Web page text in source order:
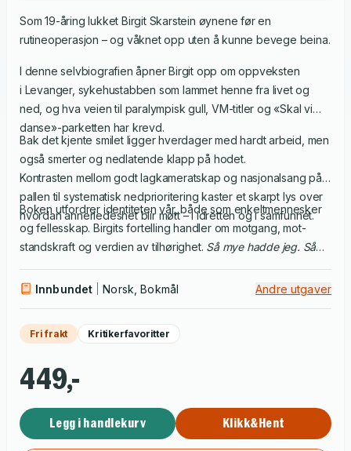
Som 19-åring lukket Birgit Skarstein øynene før en
rutineoperasjon – og våknet opp uten å kunne bevege beina.
I denne selvbiografien åpner Birgit opp om oppveksten
i Levanger, sykehustabben som lammet henne fra livet og
ned, og hva veien til paralympisk gull, VM-titler og «Skal vi
danse»-parketten har krevd.
Bak det kjente smilet ligger hverdager med hardt arbeid, men
også smerter og nedlatende klapp på hodet.
Kontrasten mellom godt lagkameratskap og nasjonalsang på
pallen til systematisk nedprioritering kaster et skarpt lys over
hvordan annerledeshet blir møtt – i idretten og i samfunnet.
Boken utfordrer identiteten vår, både som enkeltmennesker
og fellesskap. Birgits fortelling handler om motgang, mot-
standskraft og verdien av tilhørighet. Så mye hadde jeg. Så
og viljen til å gjøre det beste ut av det du har.
Innbundet Norsk, Bokmål Andre utgaver
Fri frakt Kritikerfavoritter
449,-
Legg i handlekurv Klikk&Hent